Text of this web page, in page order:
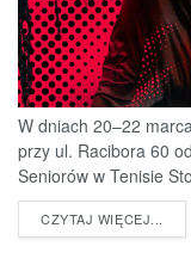
W dniach 20–22
przy ul. Racibora 60
Seniorów w Tenisie
CZYTAJ WIĘCEJ...